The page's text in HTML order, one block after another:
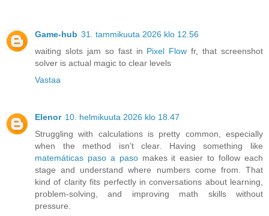
Game-hub 31. tammikuuta 2026 klo 12.56
waiting slots jam so fast in Pixel Flow fr, that screenshot
solver is actual magic to clear levels
Vastaa
Elenor 10. helmikuuta 2026 klo 18.47
Struggling with calculations is pretty common, especially
when the method isn’t clear. Having something like
matemáticas paso a pasomakes it easier to follow each
stage and understand where numbers come from. That
kind of clarity fits perfectly in conversations about learning,
problem-solving, and improving math skills without
pressure.